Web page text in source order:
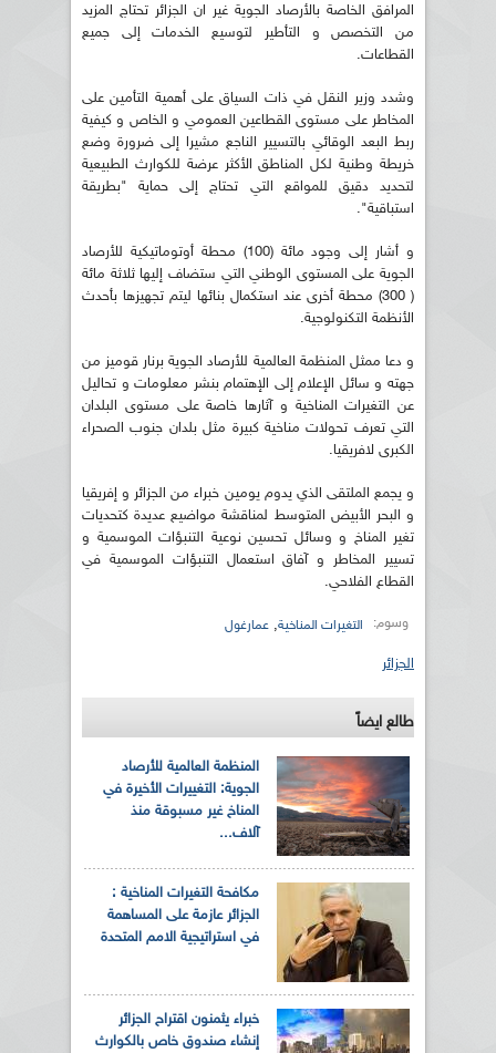
المرافق الخاصة بالأرصاد الجوية غير ان الجزائر تحتاج المزيد
من التخصص و التأطير لتوسيع الخدمات إلى جميع
القطاعات.
وشدد وزير النقل في ذات السياق على أهمية التأمين على
المخاطر على مستوى القطاعين العمومي و الخاص و كيفية
ربط البعد الوقائي بالتسيير الناجع مشيرا إلى ضرورة وضع
خريطة وطنية لكل المناطق الأكثر عرضة للكوارث الطبيعية
لتحديد دقيق للمواقع التي تحتاج إلى حماية "بطريقة
استباقية".
و أشار إلى وجود مائة (100) محطة أوتوماتيكية للأرصاد
الجوية على المستوى الوطني التي ستضاف إليها ثلاثة مائة
( 300) محطة أخرى عند استكمال بنائها ليتم تجهيزها بأحدث
الأنظمة التكنولوجية.
و دعا ممثل المنظمة العالمية للأرصاد الجوية برنار قوميز من
جهته و سائل الإعلام إلى الإهتمام بنشر معلومات و تحاليل
عن التغيرات المناخية و آثارها خاصة على مستوى البلدان
التي تعرف تحولات مناخية كبيرة مثل بلدان جنوب الصحراء
الكبرى لافريقيا.
و يجمع الملتقى الذي يدوم يومين خبراء من الجزائر و إفريقيا
و البحر الأبيض المتوسط لمناقشة مواضيع عديدة كتحديات
تغير المناخ و وسائل تحسين نوعية التنبؤات الموسمية و
تسيير المخاطر و آفاق استعمال التنبؤات الموسمية في
القطاع الفلاحي.
وسوم: التغيرات المناخية, عمارغول
الجزائر
طالع ايضاً
المنظمة العالمية للأرصاد
الجوية: التغييرات الأخيرة في
المناخ غير مسبوقة منذ
آلاف...
مكافحة التغيرات المناخية :
الجزائر عازمة على المساهمة
في استراتيجية الامم المتحدة
خبراء يثمنون اقتراح الجزائر
إنشاء صندوق خاص بالكوارث